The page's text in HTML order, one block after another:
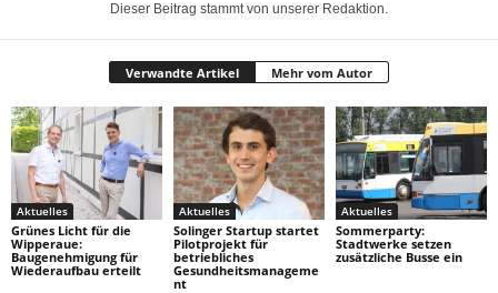
Dieser Beitrag stammt von unserer Redaktion.
Verwandte Artikel Mehr vom Autor
Aktuelles
Grünes Licht für die
Wipperaue:
Baugenehmigung für
Wiederaufbau erteilt
Aktuelles
Solinger Startup startet
Pilotprojekt für
betriebliches
Gesundheitsmanageme
nt
Aktuelles
Sommerparty:
Stadtwerke setzen
zusätzliche Busse ein